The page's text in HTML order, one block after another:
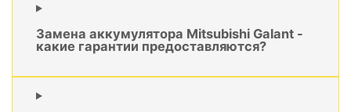
Замена аккумулятора Mitsubishi Galant -
какие гарантии предоставляются?